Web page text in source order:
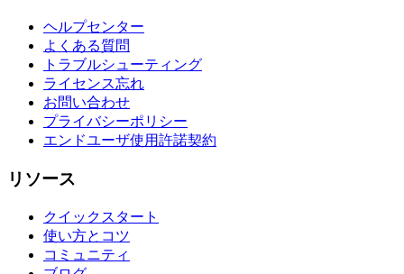
ヘルプセンター
よくある質問
トラブルシューティング
ライセンス忘れ
お問い合わせ
プライバシーポリシー
エンドユーザ使用許諾契約
リソース
クイックスタート
使い方とコツ
コミュニティ